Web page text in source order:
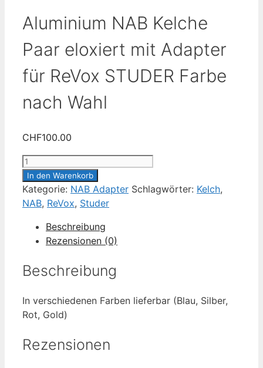
Aluminium NAB Kelche
Paar eloxiert mit Adapter
für ReVox STUDER Farbe
nach Wahl
CHF100.00
Aluminium
NAB
Kelche
Paar
Adapter
ReVox
Farbe
nach
Menge
In den Warenkorb
Kategorie: NAB Adapter Schlagwörter: Kelch,
NAB, ReVox, Studer
Beschreibung
Rezensionen (0)
Beschreibung
In verschiedenen Farben lieferbar (Blau, Silber,
Rot, Gold)
Rezensionen